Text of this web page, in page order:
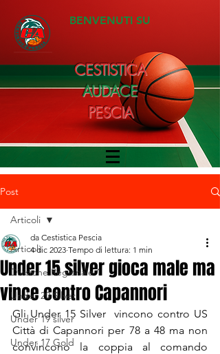
BENVENUTI SU
CESTISTICA
AUDACE
PESCIA
Post
Articoli
Divisione Regionale 1
Under 20 Silver
Under 19 silver
Under 17 Gold
Articoli
Under 15 silver gioca male ma
vince contro Capannori
da Cestistica Pescia
4 dic 2023 Tempo di lettura: 1 min
Gli Under 15 Silver  vincono contro US
Città di Capannori per 78 a 48 ma non
convincono la coppia al comando